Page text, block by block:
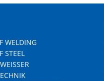
WELDING
STEEL